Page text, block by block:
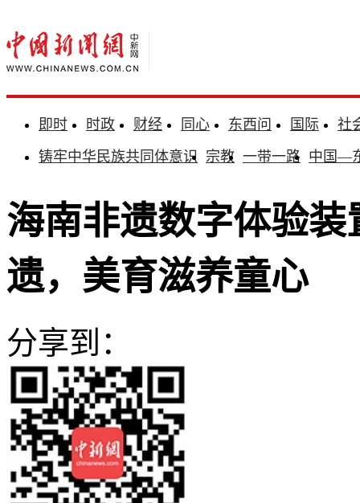
即时 时政 财经 同心 东西问 国际
社
铸牢中华民族共同体意识 宗教 一带一路 中国—
海南非遗数字体验
遗，美育滋养童心
分享到：